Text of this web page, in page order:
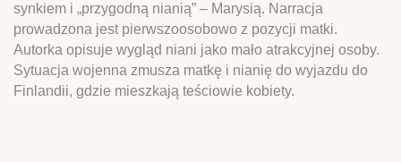
synkiem i „przygodną nianią” – Marysią. Narracja
prowadzona jest pierwszoosobowo z pozycji matki.
Autorka opisuje wygląd niani jako mało atrakcyjnej osoby.
Sytuacja wojenna zmusza matkę i nianię do wyjazdu do
Finlandii, gdzie mieszkają teściowie kobiety.